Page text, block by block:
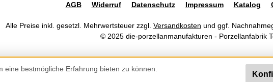
AGB Widerruf Datenschutz Impressum Katalog
Alle Preise inkl. gesetzl. Mehrwertsteuer zzgl. Versandkosten und ggf.
© 2025 die-porzellanmanufakturen - Porzellanfabrik
eine bestmögliche Erfahrung bieten zu können.